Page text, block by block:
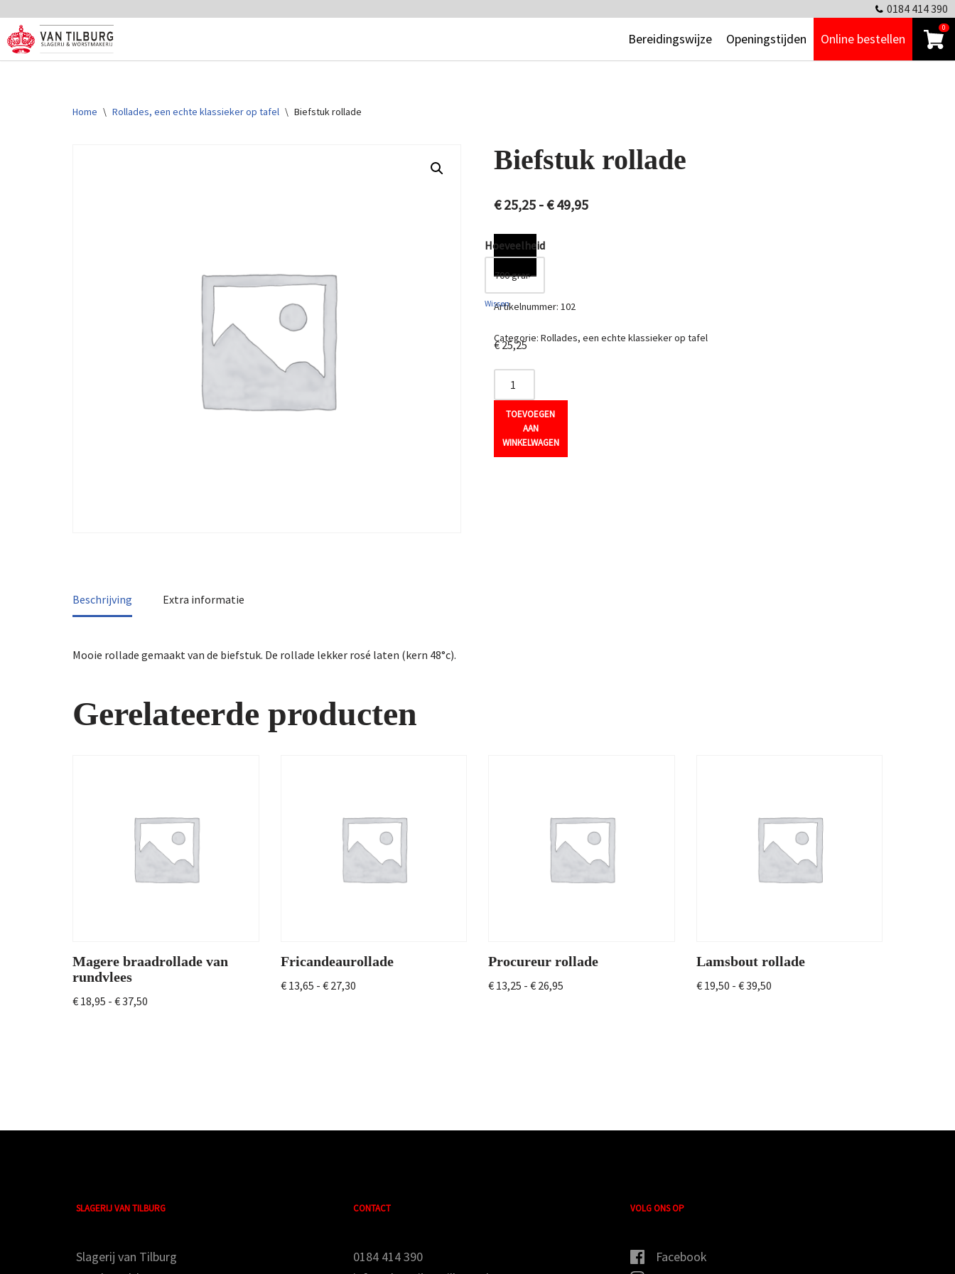
Ga
naar
0184 414 390
Bereidingswijze Openingstijden Online bestellen
0
Home \ Rollades, een echte klassieker op tafel \ Biefstuk rollade
Biefstuk rollade
€25,25 -€49,95
Hoeveelheid
Wissen
€25,25
TOEVOEGEN
AAN
WINKELWAGEN
Artikelnummer: 102
Categorie: Rollades, een echte klassieker op tafel
Beschrijving Extra informatie
Mooie rollade gemaakt van de biefstuk. De rollade lekker rosé laten (kern 48°c).
Gerelateerde producten
Magere braadrollade van
rundvlees
€ 18,95 - €37,50
Fricandeaurollade
€13,65 - €27,30
Procureur rollade
€ 13,25 - € 26,95
Lamsbout rollade
€19,50 - €39,50
SLAGERIJ VAN TILBURG
Slagerij van Tilburg
CONTACT
0184 414 390
VOLG ONS OP
Facebook